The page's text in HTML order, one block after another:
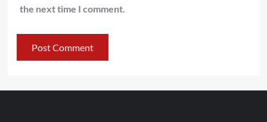
the next time I comment.